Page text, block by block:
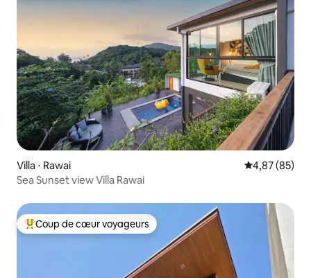
Villa ⋅ Rawai Évaluation
4,87 (85)
Sea Sunset view Villa Rawai
Coups de cœur voyageurs les plus appréciés
Coup de cœur voyageurs